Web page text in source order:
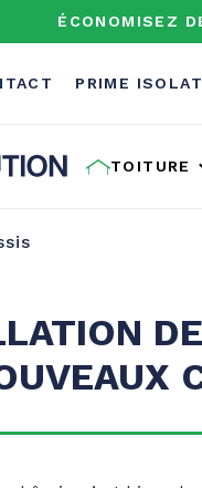
ÉCONOMISEZ
PRIME
TOITURE
DE